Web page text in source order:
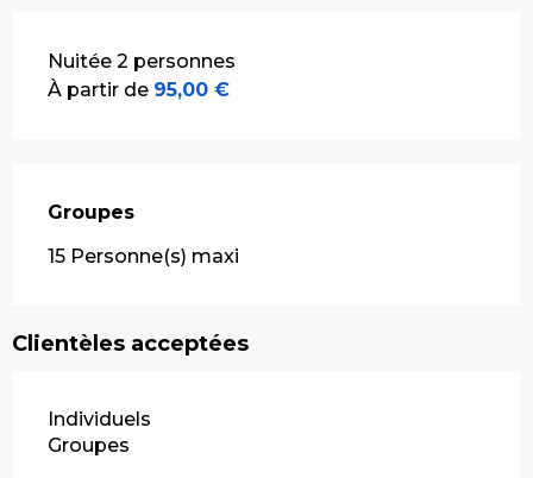
Tarifs 2026
Nuitée 2 personnes
À partir de 95,00 €
Groupes
Groupes
15 Personne(s) maxi
Clientèles acceptées
Individuels
Groupes